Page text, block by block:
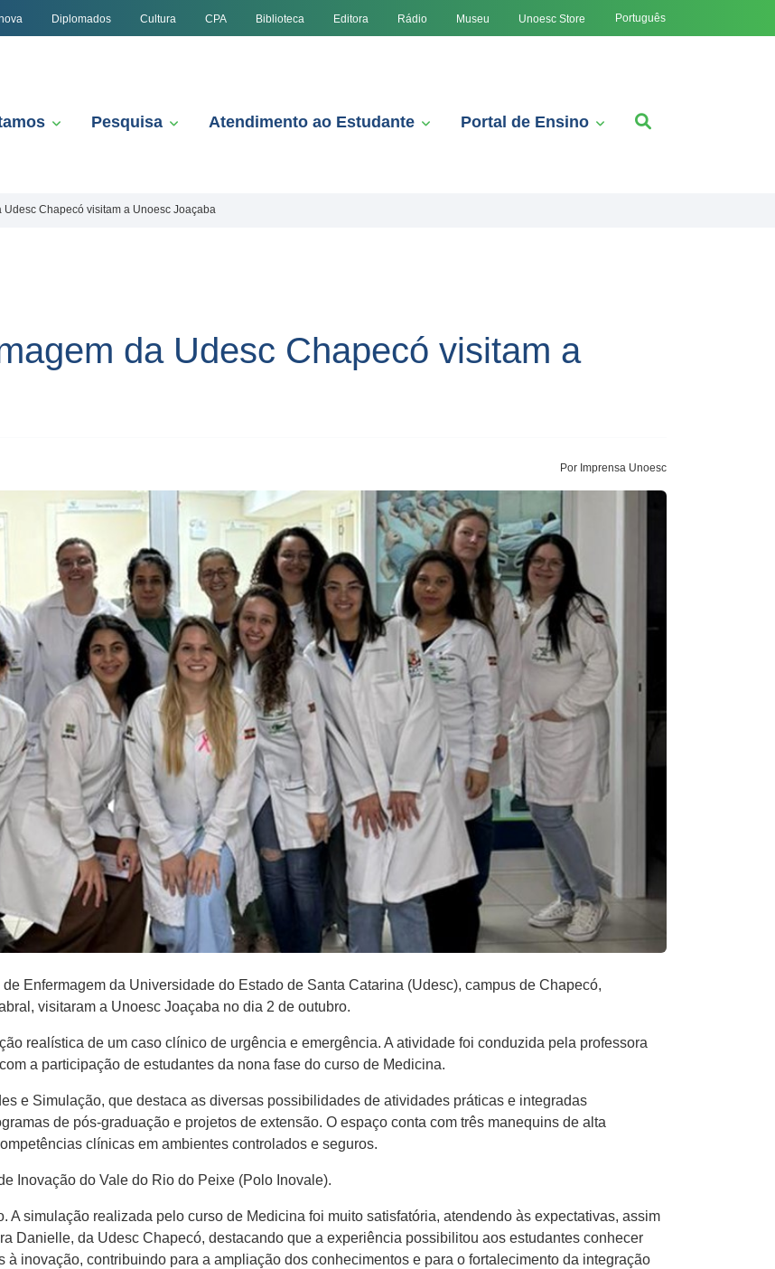
Diplomados Cultura CPA Biblioteca Editora Rádio Museu Unoesc Store Português
Pesquisa Atendimento ao Estudante Portal de Ensino
Udesc Chapecó visitam a Unoesc Joaçaba
da Udesc Chapecó visitam a
Por Imprensa Unoesc
Enfermagem da Universidade do Estado de Santa Catarina (Udesc), campus de Chapecó,
visitaram a Unoesc Joaçaba no dia 2 de outubro.
realística de um caso clínico de urgência e emergência. A atividade foi conduzida pela professora
a participação de estudantes da nona fase do curso de Medicina.
e Simulação, que destaca as diversas possibilidades de atividades práticas e integradas
de pós-graduação e projetos de extensão. O espaço conta com três manequins de alta
clínicas em ambientes controlados e seguros.
Inovação do Vale do Rio do Peixe (Polo Inovale).
simulação realizada pelo curso de Medicina foi muito satisfatória, atendendo às expectativas, assim
Danielle, da Udesc Chapecó, destacando que a experiência possibilitou aos estudantes conhecer
inovação, contribuindo para a ampliação dos conhecimentos e para o fortalecimento da integração